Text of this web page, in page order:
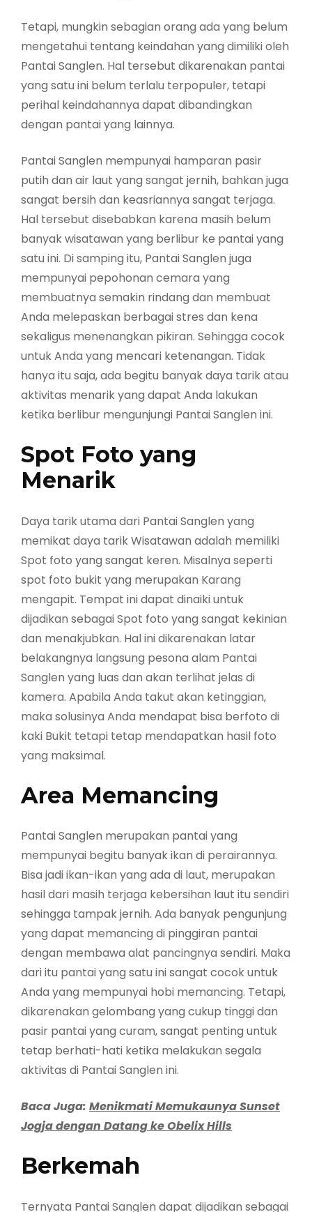
Tetapi, mungkin sebagian orang ada yang belum
mengetahui tentang keindahan yang dimiliki oleh
Pantai Sanglen. Hal tersebut dikarenakan pantai
yang satu ini belum terlalu terpopuler, tetapi
perihal keindahannya dapat dibandingkan
dengan pantai yang lainnya.
Pantai Sanglen mempunyai hamparan pasir
putih dan air laut yang sangat jernih, bahkan juga
sangat bersih dan keasriannya sangat terjaga.
Hal tersebut disebabkan karena masih belum
banyak wisatawan yang berlibur ke pantai yang
satu ini. Di samping itu, Pantai Sanglen juga
mempunyai pepohonan cemara yang
membuatnya semakin rindang dan membuat
Anda melepaskan berbagai stres dan kena
sekaligus menenangkan pikiran. Sehingga cocok
untuk Anda yang mencari ketenangan. Tidak
hanya itu saja, ada begitu banyak daya tarik atau
aktivitas menarik yang dapat Anda lakukan
ketika berlibur mengunjungi Pantai Sanglen ini.
Spot Foto yang
Menarik
Daya tarik utama dari Pantai Sanglen yang
memikat daya tarik Wisatawan adalah memiliki
Spot foto yang sangat keren. Misalnya seperti
spot foto bukit yang merupakan Karang
mengapit. Tempat ini dapat dinaiki untuk
dijadikan sebagai Spot foto yang sangat kekinian
dan menakjubkan. Hal ini dikarenakan latar
belakangnya langsung pesona alam Pantai
Sanglen yang luas dan akan terlihat jelas di
kamera. Apabila Anda takut akan ketinggian,
maka solusinya Anda mendapat bisa berfoto di
kaki Bukit tetapi tetap mendapatkan hasil foto
yang maksimal.
Area Memancing
Pantai Sanglen merupakan pantai yang
mempunyai begitu banyak ikan di perairannya.
Bisa jadi ikan-ikan yang ada di laut, merupakan
hasil dari masih terjaga kebersihan laut itu sendiri
sehingga tampak jernih. Ada banyak pengunjung
yang dapat memancing di pinggiran pantai
dengan membawa alat pancingnya sendiri. Maka
dari itu pantai yang satu ini sangat cocok untuk
Anda yang mempunyai hobi memancing. Tetapi,
dikarenakan gelombang yang cukup tinggi dan
pasir pantai yang curam, sangat penting untuk
tetap berhati-hati ketika melakukan segala
aktivitas di Pantai Sanglen ini.
Baca Juga: Menikmati Memukaunya Sunset
Jogja dengan Datang ke Obelix Hills
Berkemah
Ternyata Pantai Sanglen dapat dijadikan sebagai